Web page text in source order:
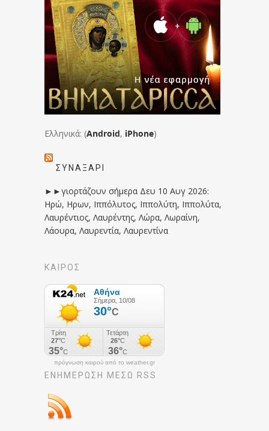
Ελληνικά: (Android, iPhone)
ΣΥΝΑΞΆΡΙ
►►γιορτάζουν σήμερα Δευ 10 Αυγ 2026:
Ηρώ, Ηρων, Ιππόλυτος, Ιππολύτη, Ιππολύτα,
Λαυρέντιος, Λαυρέντης, Λώρα, Λωραίνη,
Λάουρα, Λαυρεντία, Λαυρεντίνα
ΚΑΙΡΟΣ
πρόγνωση καιρού από το weather.gr
ΕΝΗΜΈΡΩΣΉ ΜΕΣΩ RSS